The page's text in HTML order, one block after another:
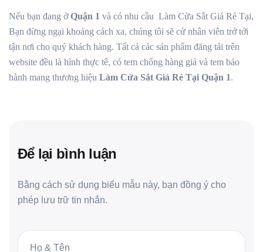
Nếu bạn đang ởQuận 1 và có nhu cầu Làm Cửa Sắt Giá Rẻ Tại,
Bạn đừng ngại khoảng cách xa, chúng tôi sẽ cử nhân viên trở tới
tận nơi cho quý khách hàng. Tất cả các sản phẩm đăng tải trên
website đều là hình thực tế, có tem chống hàng giả và tem bảo
hành mang thương hiệu Làm Cửa Sắt Giá Rẻ Tại Quận 1.
Để lại bình luận
Bằng cách sử dụng biểu mẫu này, bạn đồng ý cho
phép lưu trữ tin nhắn.